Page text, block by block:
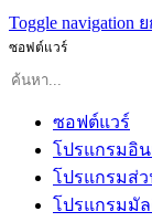
Toggle navigation
ซอฟต์แวร์
ซอฟต์แวร์
โปรแกรมอิน
โปรแกรมส่
โปรแกรมมัล